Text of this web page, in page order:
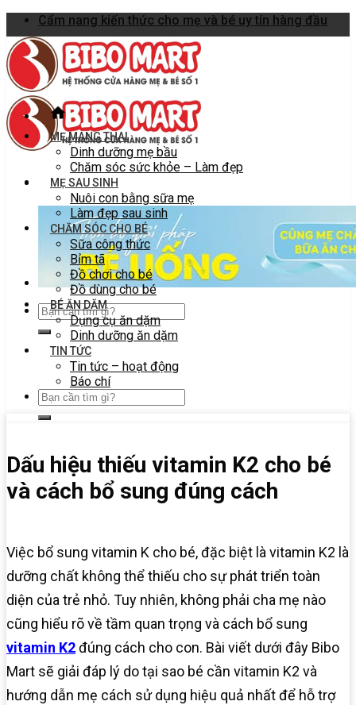
Skip
to
content
Cẩm nang kiến thức cho mẹ và bé uy tín hàng đầu
MẸ MANG THAI
Dinh dưỡng mẹ bầu
Chăm sóc sức khỏe – Làm đẹp
MẸ SAU SINH
Nuôi con bằng sữa mẹ
Làm đẹp sau sinh
CHĂM SÓC CHO BÉ
Sữa công thức
Bỉm tã
Đồ chơi cho bé
Đồ dùng cho bé
BÉ ĂN DẶM
Dụng cụ ăn dặm
Dinh dưỡng ăn dặm
TIN TỨC
Tin tức – hoạt động
Báo chí
Dấu hiệu thiếu vitamin K2 cho bé
và cách bổ sung đúng cách
Việc bổ sung vitamin K cho bé, đặc biệt là vitamin K2 là
dưỡng chất không thể thiếu cho sự phát triển toàn
diện của trẻ nhỏ. Tuy nhiên, không phải cha mẹ nào
cũng hiểu rõ về tầm quan trọng và cách bổ sung
vitamin K2đúng cách cho con. Bài viết dưới đây Bibo
Mart sẽ giải đáp lý do tại sao bé cần vitamin K2 và
hướng dẫn mẹ cách sử dụng hiệu quả nhất để hỗ trợ